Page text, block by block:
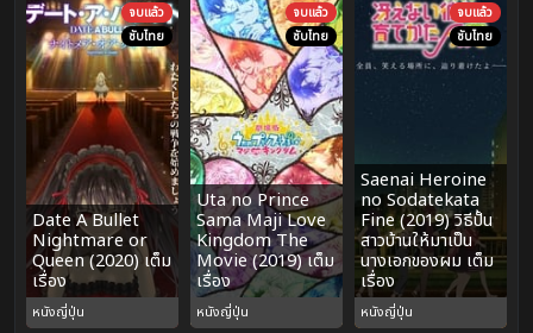
จบแล้ว
ซับไทย
Date A Bullet
Nightmare or
Queen (2020) เต็ม
เรื่อง
หนังญี่ปุ่น
จบแล้ว
ซับไทย
Uta no Prince
Sama Maji Love
Kingdom The
Movie (2019) เต็ม
เรื่อง
หนังญี่ปุ่น
จบแล้ว
ซับไทย
Saenai Heroine
no Sodatekata
Fine (2019) วิธีปั้น
สาวบ้านให้มาเป็น
นางเอกของผม เต็ม
เรื่อง
หนังญี่ปุ่น